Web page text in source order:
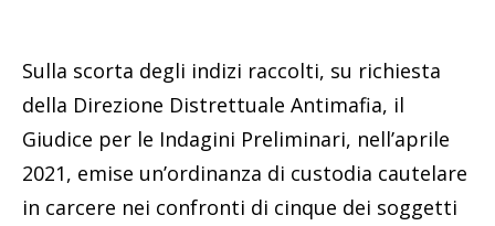
Sulla scorta degli indizi raccolti, su richiesta
della Direzione Distrettuale Antimafia, il
Giudice per le Indagini Preliminari, nell’aprile
2021, emise un’ordinanza di custodia cautelare
in carcere nei confronti di cinque dei soggetti